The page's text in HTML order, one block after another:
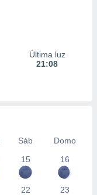
Última luz
21:08
Sáb
Domo
15 16
22 23